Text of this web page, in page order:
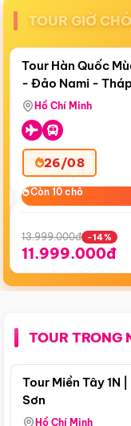
TOUR GIỜ
Còn18 ngày 16:56:30
Bay Sun Phuquoc
Tour Hàn Quốc
- Đảo Nami -
Airways)
Hồ Chí Minh
26/08
Còn 10 chỗ
Còn 10 chỗ
13.999.000đ -14%
11.999.000đ
TOUR TRONG
Tour Miền Tây 1N
Sơn
Hồ Chí Minh